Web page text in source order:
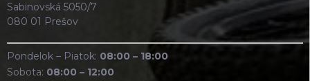
Sabinovská 5050/7
080 01 Prešov
Pondelok – Piatok: 08:00 – 18:00
Sobota: 08:00 – 12:00